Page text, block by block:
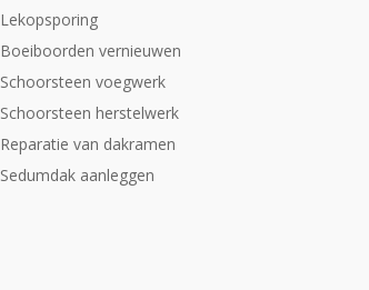
Lekopsporing
Boeiboorden vernieuwen
Schoorsteen voegwerk
Schoorsteen herstelwerk
Reparatie van dakramen
Sedumdak aanleggen